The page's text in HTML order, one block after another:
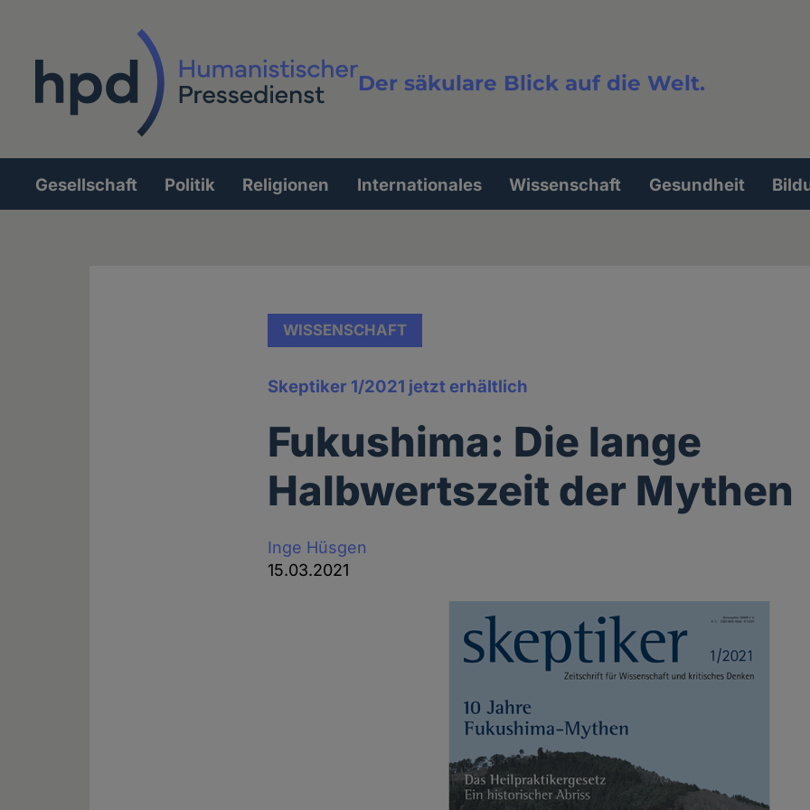
Der säkulare Blick auf die Welt.
Volltextsuche
Hauptnavigation
Gesellschaft Politik Religionen Internationales Wissenschaft Gesundheit
WISSENSCHAFT
Skeptiker 1/2021 jetzt erhältlich
Fukushima: Die lange
Halbwertszeit der Mythen
Inge Hüsgen
15.03.2021